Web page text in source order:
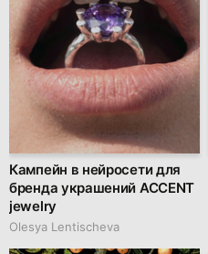
Кампейн в нейросети для
бренда украшений ACCENT
jewelry
Olesya Lentischeva